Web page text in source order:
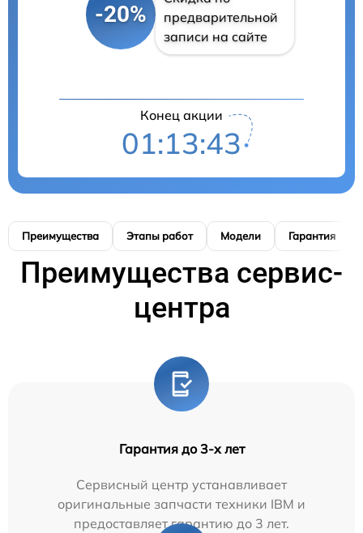
-20%
предварительной
записи на сайте
Конец акции
01:13:42
Преимущества Этапы работ Модели Гарантия
Преимущества сервис-
центра
Гарантия до 3-х лет
Сервисный центр устанавливает
оригинальные запчасти техники IBM и
предоставляет гарантию до 3 лет.